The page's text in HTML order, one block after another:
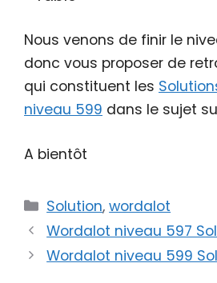
Nous venons de finir le
donc vous proposer de
qui constituent les
niveau 599 dans le sujet
A bientôt
Catégories
Solution,wordalot
Wordalot niveau 597
Wordalot niveau 599